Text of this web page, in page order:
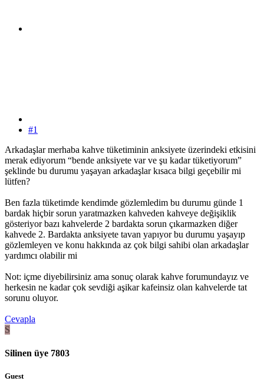
#1
Arkadaşlar merhaba kahve tüketiminin anksiyete üzerindeki etkisini
merak ediyorum “bende anksiyete var ve şu kadar tüketiyorum”
şeklinde bu durumu yaşayan arkadaşlar kısaca bilgi geçebilir mi
lütfen?
Ben fazla tüketimde kendimde gözlemledim bu durumu günde 1
bardak hiçbir sorun yaratmazken kahveden kahveye değişiklik
gösteriyor bazı kahvelerde 2 bardakta sorun çıkarmazken diğer
kahvede 2. Bardakta anksiyete tavan yapıyor bu durumu yaşayıp
gözlemleyen ve konu hakkında az çok bilgi sahibi olan arkadaşlar
yardımcı olabilir mi
Not: içme diyebilirsiniz ama sonuç olarak kahve forumundayız ve
herkesin ne kadar çok sevdiği aşikar kafeinsiz olan kahvelerde tat
sorunu oluyor.
Cevapla
S
Silinen üye 7803
Guest